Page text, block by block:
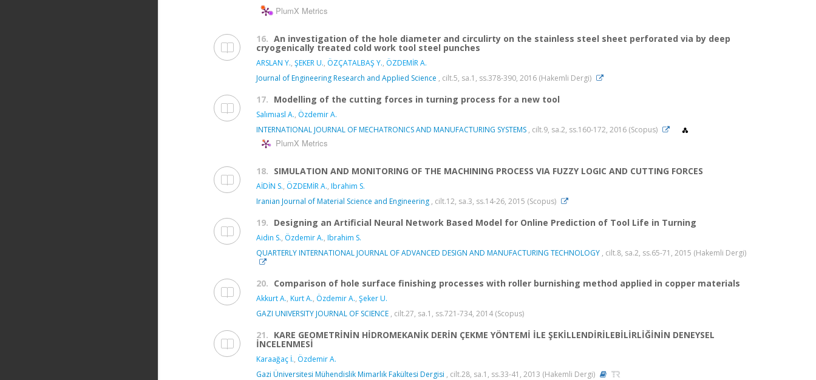
PlumX Metrics
16. An investigation of the hole diameter and circulirty on the stainless steel sheet perforated via by deep
cryogenically treated cold work tool steel punches
ARSLAN Y., ŞEKER U., ÖZÇATALBAŞ Y., ÖZDEMİR A.
Journal of Engineering Research and Applied Science , cilt.5, sa.1, ss.378-390, 2016 (Hakemli Dergi)
17. Modelling of the cutting forces in turning process for a new tool
Salımıasl A., Özdemir A.
INTERNATIONAL JOURNAL OF MECHATRONICS AND MANUFACTURING SYSTEMS , cilt.9, sa.2, ss.160-172, 2016 (Scopus)
PlumX Metrics
18. SIMULATION AND MONITORING OF THE MACHINING PROCESS VIA FUZZY LOGIC AND CUTTING FORCES
AİDİN S., ÖZDEMİR A., Ibrahim S.
Iranian Journal of Material Science and Engineering , cilt.12, sa.3, ss.14-26, 2015 (Scopus)
19. Designing an Artificial Neural Network Based Model for Online Prediction of Tool Life in Turning
Aidin S., Özdemir A., Ibrahim S.
QUARTERLY INTERNATIONAL JOURNAL OF ADVANCED DESIGN AND MANUFACTURING TECHNOLOGY , cilt.8, sa.2, ss.65-71, 2015 (Hakemli Dergi)
20. Comparison of hole surface finishing processes with roller burnishing method applied in copper materials
Akkurt A., Kurt A., Özdemir A., Şeker U.
GAZI UNIVERSITY JOURNAL OF SCIENCE , cilt.27, sa.1, ss.721-734, 2014 (Scopus)
21. KARE GEOMETRİNİN HİDROMEKANİK DERİN ÇEKME YÖNTEMİ İLE ŞEKİLLENDİRİLEBİLİRLİĞİNİN DENEYSEL
İNCELENMESİ
Karaağaç İ., Özdemir A.
Gazi Üniversitesi Mühendislik Mimarlık Fakültesi Dergisi , cilt.28, sa.1, ss.33-41, 2013 (Hakemli Dergi)